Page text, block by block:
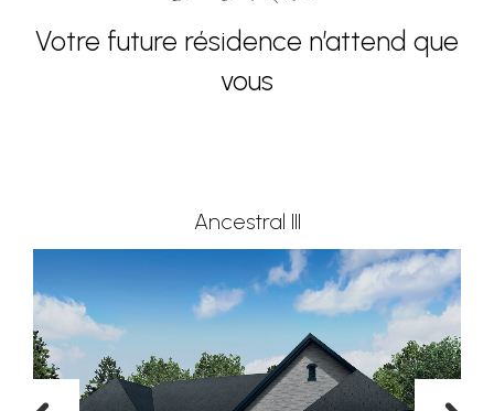
Votre future résidence n’attend que
vous
Ancestral III